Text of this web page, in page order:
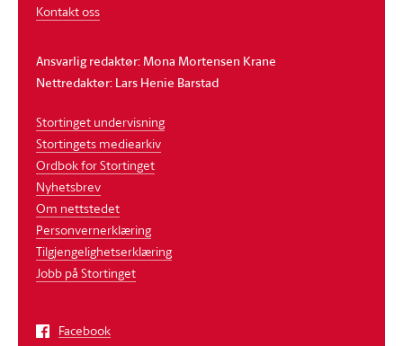
Kontakt oss
Ansvarlig redaktør: Mona Mortensen Krane
Nettredaktør: Lars Henie Barstad
Stortinget undervisning
Stortingets mediearkiv
Ordbok for Stortinget
Nyhetsbrev
Om nettstedet
Personvernerklæring
Tilgjengelighetserklæring
Jobb på Stortinget
Facebook